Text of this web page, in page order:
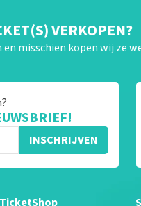
VERKOPEN?
misschien kopen wij ze
INSCHRIJVEN